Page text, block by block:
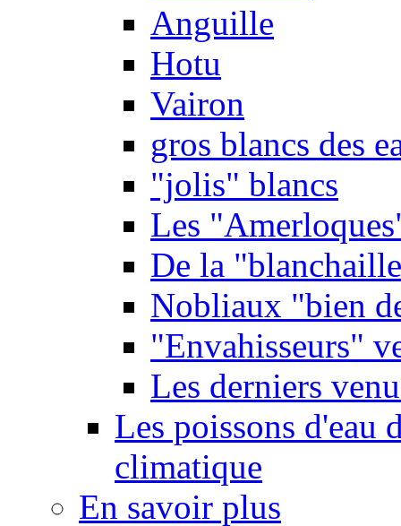
Anguille
Hotu
Vairon
gros blancs des
"jolis" blancs
Les
De la
Nobliaux "bien
"Envahisseurs"
Les derniers
Les poissons d'eau
climatique
En savoir plus